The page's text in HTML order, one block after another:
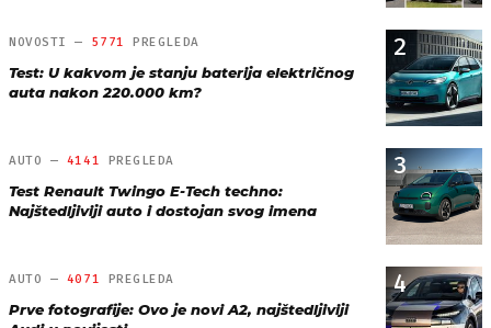
2
NOVOSTI — 5771 PREGLEDA
Test: U kakvom je stanju baterija električnog
auta nakon 220.000 km?
3
AUTO — 4141 PREGLEDA
Test Renault Twingo E-Tech techno:
Najštedljiviji auto i dostojan svog imena
4
AUTO — 4071 PREGLEDA
Prve fotografije: Ovo je novi A2, najštedljiviji